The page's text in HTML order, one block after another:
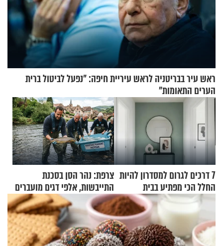
ראש עיר בבריטניה לראש עיריית חיפה: ״נפעל לביטול ברית
הערים התאומות״
7 דרכים לגרום למסדרון להיות
החלל הכי מפתיע בבית
צרפת: נהר הסן בסכנת
התייבשות, אלפי דגים מועברים
במבצעי חילוץ